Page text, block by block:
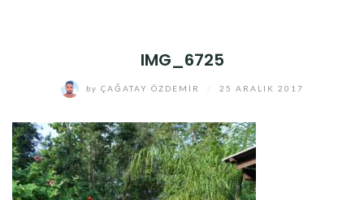
IMG_6725
by ÇAĞATAY ÖZDEMIR 25 ARALIK 2017